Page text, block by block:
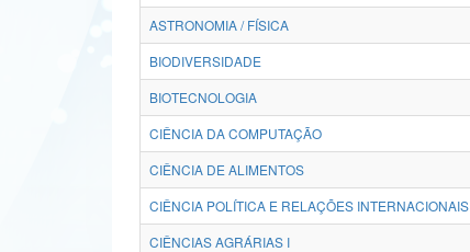
ASTRONOMIA / FÍSICA
BIODIVERSIDADE
BIOTECNOLOGIA
CIÊNCIA DA COMPUTAÇÃO
CIÊNCIA DE ALIMENTOS
CIÊNCIA POLÍTICA E RELAÇÕES INTERNACIONAIS
CIÊNCIAS AGRÁRIAS I